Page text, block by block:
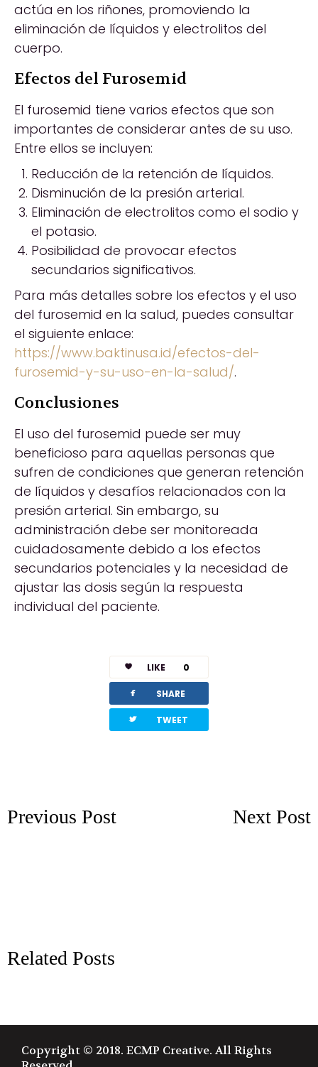
actúa en los riñones, promoviendo la
eliminación de líquidos y electrolitos del
cuerpo.
Efectos del Furosemid
El furosemid tiene varios efectos que son
importantes de considerar antes de su uso.
Entre ellos se incluyen:
Reducción de la retención de líquidos.
Disminución de la presión arterial.
Eliminación de electrolitos como el sodio y
el potasio.
Posibilidad de provocar efectos
secundarios significativos.
Para más detalles sobre los efectos y el uso
del furosemid en la salud, puedes consultar
el siguiente enlace:
https://www.baktinusa.id/efectos-del-
furosemid-y-su-uso-en-la-salud/.
Conclusiones
El uso del furosemid puede ser muy
beneficioso para aquellas personas que
sufren de condiciones que generan retención
de líquidos y desafíos relacionados con la
presión arterial. Sin embargo, su
administración debe ser monitoreada
cuidadosamente debido a los efectos
secundarios potenciales y la necesidad de
ajustar las dosis según la respuesta
individual del paciente.
LIKE 0
facebook SHARE
twitterbird TWEET
Previous Post Next Post
Related Posts
Copyright © 2018. ECMP Creative. All Rights